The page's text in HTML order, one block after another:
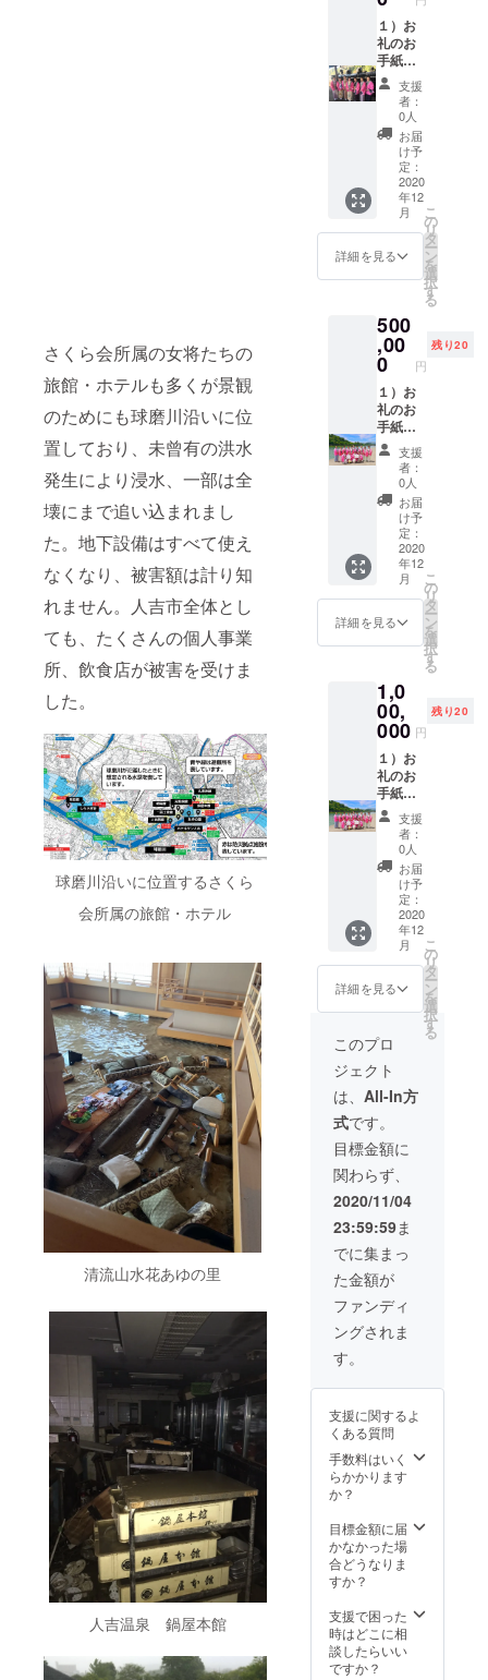
さくら会所属の女将たちの
旅館・ホテルも多くが景観
のためにも球磨川沿いに位
置しており、未曾有の洪水
発生により浸水、一部は全
壊にまで追い込まれまし
た。地下設備はすべて使え
なくなり、被害額は計り知
れません。人吉市全体とし
ても、たくさんの個人事業
所、飲食店が被害を受けま
した。
球磨川沿いに位置するさくら
会所属の旅館・ホテル
清流山水花あゆの里
人吉温泉 鍋屋本館
合、特
別なお
もてな
し（女
将厳選
焼酎と
お持ち
帰り用
のお土
産のご
提供）
をさせ
ていた
だきま
す（1回
限り）
※ご提示
けるチ
ケット
をお届
けしま
す
１）お
礼のお
手紙
（もし
くは
メール
レ
ター）
２）女
将から
のビデ
オメッ
セージ
３）さ
くら会
所属の
ホテル
にご宿
泊の
際、
2021年
から5年
間、二
回まで
VIPサー
ビスに
てご利
用いた
だけま
す。
（2021
～2026
年 た
だし復
興の状
況によ
る可能
性があ
りま
す）
VIPサー
ビスの
内容：
お出迎
え(女将
または
スタッ
フ)、女
将厳選
焼酎、
お土産
の提供
※ご提示
いただ
ける
カード
をお届
けしま
す ※お
泊りに
なる宿
泊施設
へ直接
お電話
でご予
約くだ
さい。
その
際、ク
ラウド
ファン
ディン
グにて
支援さ
えくだ
支援
者：
0人
お届
け予
定：
2020
年12
月
詳細を見る
こ
の
リ
タ
ー
ン
を
選
択
す
る
500
,00
0 円
残り20
１）お
礼のお
手紙
（もし
くは
メール
レ
ター）
２）女
将から
のビデ
オメッ
セージ
３）さ
くら会
所属の
ホテル
にご宿
泊の
際、
2021年
から5年
間、5回
までVIP
サービ
スにて
ご利用
いただ
けま
す。
（2021
～2026
年 た
だし復
興の状
況によ
り変わ
る可能
性があ
りま
す）
VIPサー
ビスの
内容：
お出迎
え(女将
または
スタッ
フ)、女
将厳選
焼酎、
お土産
の提供
※ご提示
カード
けしま
す ※お
泊りに
なる宿
泊施設
お電話
でご予
約くだ
さい。
際、ク
ラウド
ファン
ディン
支援
者：
0人
お届
け予
定：
2020
年12
月
詳細を見る
こ
の
リ
タ
ー
ン
を
選
択
す
る
1,0
00,
000 円
残り20
１）お
礼のお
手紙
（もし
くは
メール
レ
ター）
２）女
将から
のビデ
オメッ
セージ
３）さ
くら会
所属の
旅館・
ホテル
にご宿
泊の
際、
2021年
から5年
間、10
回まで
VIPサー
ビスに
てご利
用いた
だけま
す。
（2021
～2026
年 た
況によ
る可能
性があ
りま
す）
VIPサー
内容：
お出迎
え(女将
または
フ)、女
将厳選
焼酎、
お土産
支援
者：
0人
お届
け予
定：
2020
年12
月
詳細を見る
こ
の
リ
タ
ー
ン
を
選
択
す
る
このプロ
ジェクト
は、 All-In方
式です。
目標金額に
関わらず、
2020/11/04
23:59:59ま
でに集まっ
た金額が
ファンディ
ングされま
す。
支援に関するよ
くある質問
手数料はいく
らかかります
か？
目標金額に届
かなかった場
合どうなりま
すか？
支援で困った
時はどこに相
談したらいい
ですか？